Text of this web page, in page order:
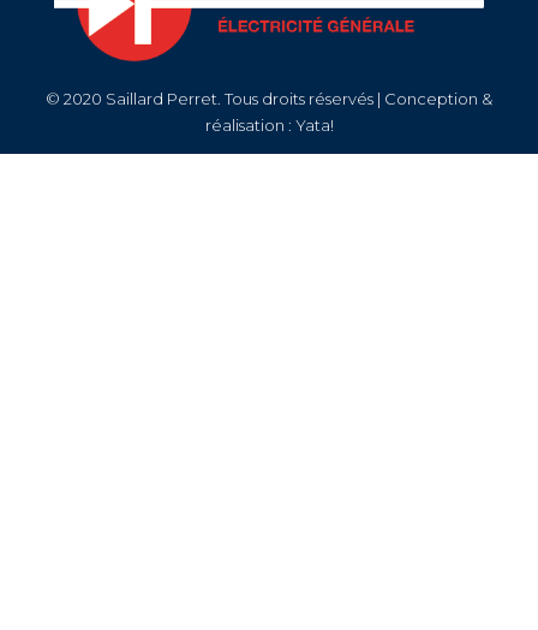
© 2020 Saillard Perret. Tous droits réservés | Conception &
réalisation : Yata!